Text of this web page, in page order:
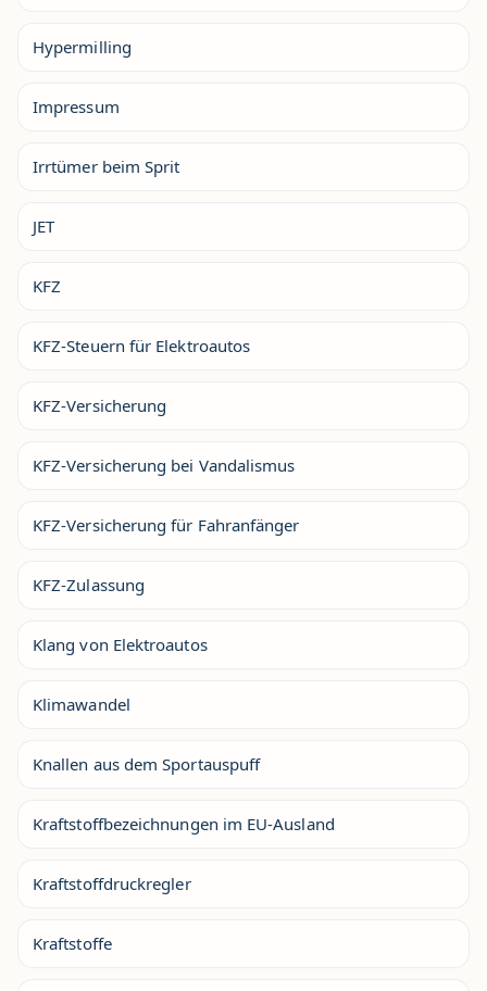
Hypermilling
Impressum
Irrtümer beim Sprit
JET
KFZ
KFZ-Steuern für Elektroautos
KFZ-Versicherung
KFZ-Versicherung bei Vandalismus
KFZ-Versicherung für Fahranfänger
KFZ-Zulassung
Klang von Elektroautos
Klimawandel
Knallen aus dem Sportauspuff
Kraftstoffbezeichnungen im EU-Ausland
Kraftstoffdruckregler
Kraftstoffe